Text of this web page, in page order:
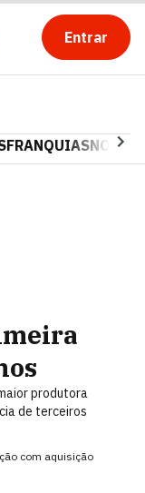
Entrar
FRANQUIAS
produtora
de terceiros
com aquisição